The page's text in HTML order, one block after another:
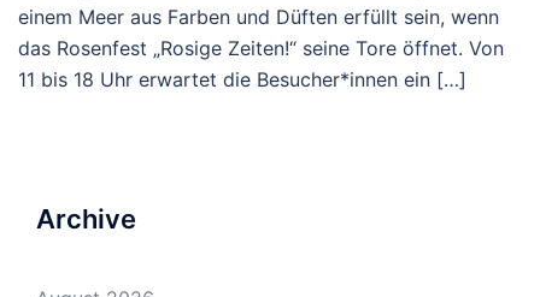
einem Meer aus Farben und Düften erfüllt sein, wenn
das Rosenfest „Rosige Zeiten!“ seine Tore öffnet. Von
11 bis 18 Uhr erwartet die Besucher*innen ein […]
Archive